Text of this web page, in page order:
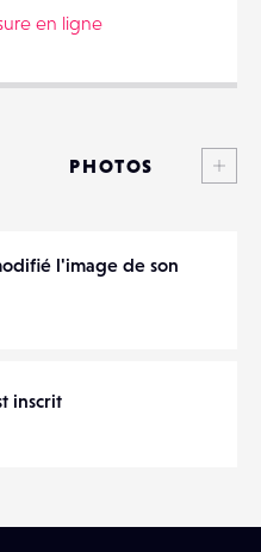
en ligne
PHOTOS
MATÉRIELS
l'image de son
inscrit